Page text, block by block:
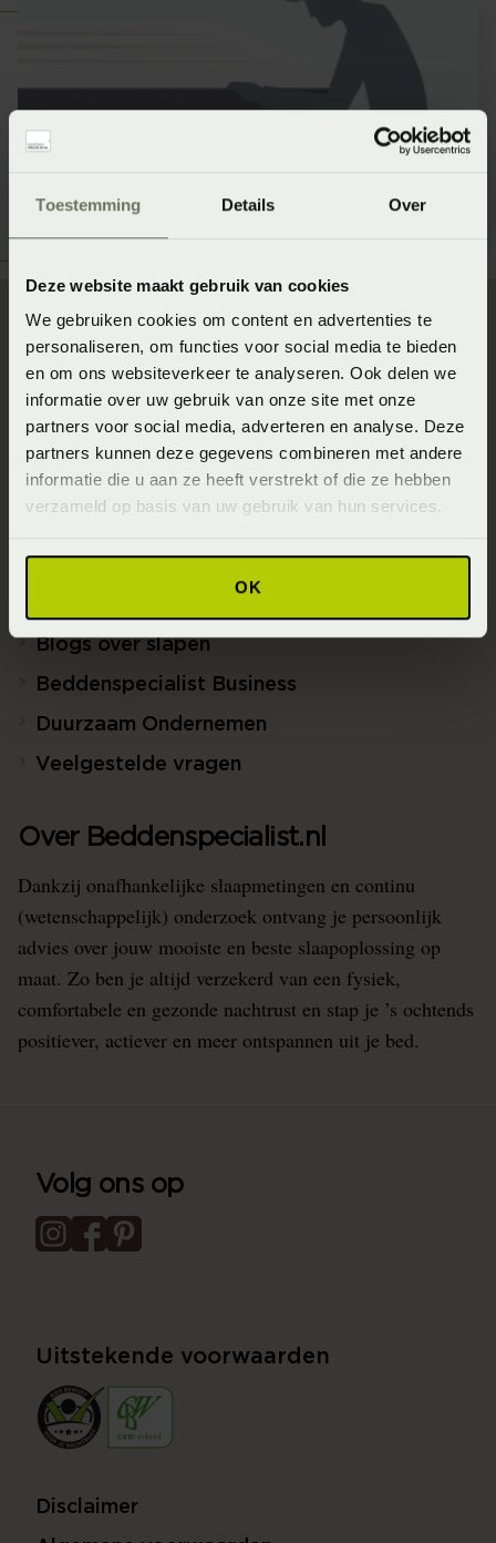
Toestemming Details Over
Deze website maakt gebruik van cookies
We gebruiken cookies om content en advertenties te
personaliseren, om functies voor social media te bieden
en om ons websiteverkeer te analyseren. Ook delen we
informatie over uw gebruik van onze site met onze
partners voor social media, adverteren en analyse. Deze
partners kunnen deze gegevens combineren met andere
informatie die u aan ze heeft verstrekt of die ze hebben
verzameld op basis van uw gebruik van hun services.
OK
Direct naar
Slaapgedrag Thuismeting
SlaapKwaliteit Score™
Winkels
Ontwerp jouw bed in 3D!
Blogs over slapen
Beddenspecialist Business
Duurzaam Ondernemen
Veelgestelde vragen
Over Beddenspecialist.nl
Dankzij onafhankelijke slaapmetingen en continu
(wetenschappelijk) onderzoek ontvang je persoonlijk
advies over jouw mooiste en beste slaapoplossing op
maat. Zo ben je altijd verzekerd van een fysiek,
comfortabele en gezonde nachtrust en stap je ’s ochtends
positiever, actiever en meer ontspannen uit je bed.
Volg ons op
Uitstekende voorwaarden
Disclaimer